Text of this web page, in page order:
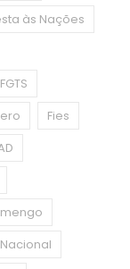
às Nações
FGTS
Fies